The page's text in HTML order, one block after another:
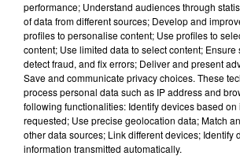
Lecture (4 min 14 sec)
100%
performance; Understand audiences through
of data from different sources; Develop and
profiles to personalise content; Use profiles to
content; Use limited data to select content; Ensure
detect fraud, and fix errors; Deliver and present
Save and communicate privacy choices. These
process personal data such as IP address and
following functionalities: Identify devices based
requested; Use precise geolocation data; Match
other data sources; Link different devices; Identify
information transmitted automatically.